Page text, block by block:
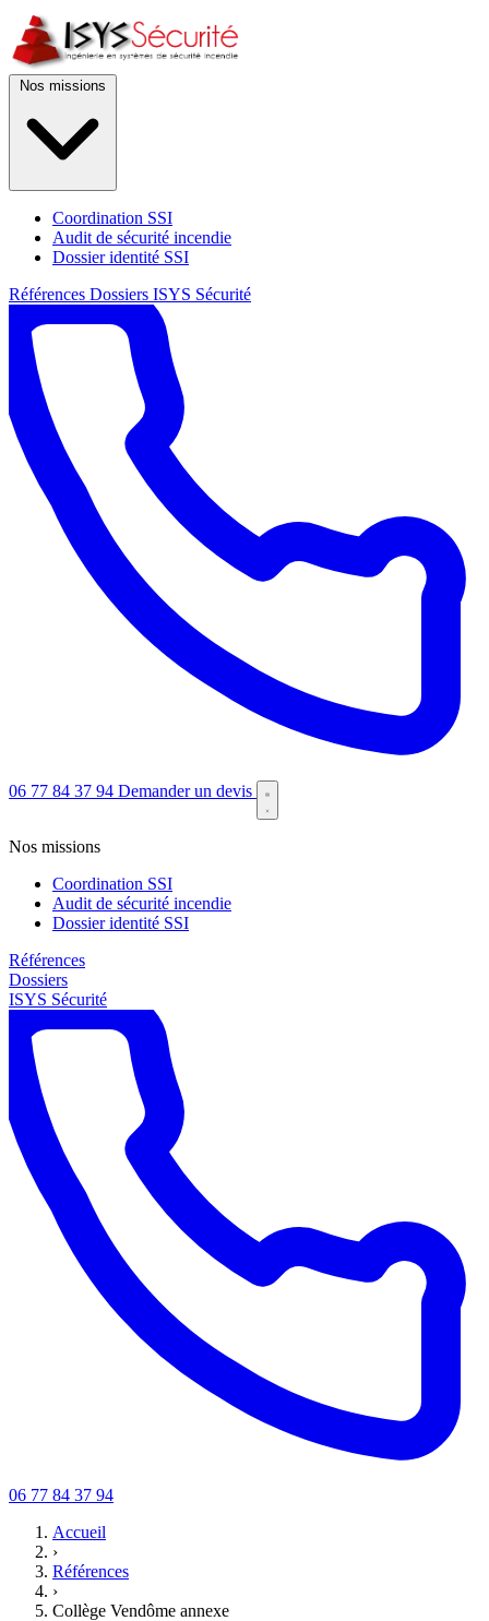
Coordination SSI
Audit de sécurité incendie
Dossier identité SSI
Références Dossiers ISYS Sécurité
06 77 84 37 94 Demander un devis
Nos missions
Coordination SSI
Audit de sécurité incendie
Dossier identité SSI
Références
Dossiers
ISYS Sécurité
06 77 84 37 94
Accueil
›
Références
›
Collège Vendôme annexe